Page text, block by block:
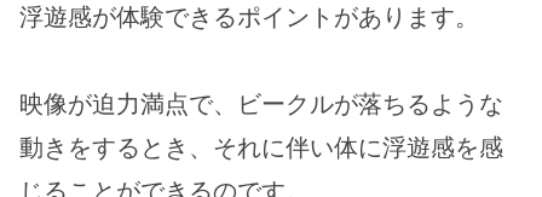
浮遊感が体験できるポイントがあります。
映像が迫力満点で、ビークルが落ちるような
動きをするとき、それに伴い体に浮遊感を感
じることができるのです。